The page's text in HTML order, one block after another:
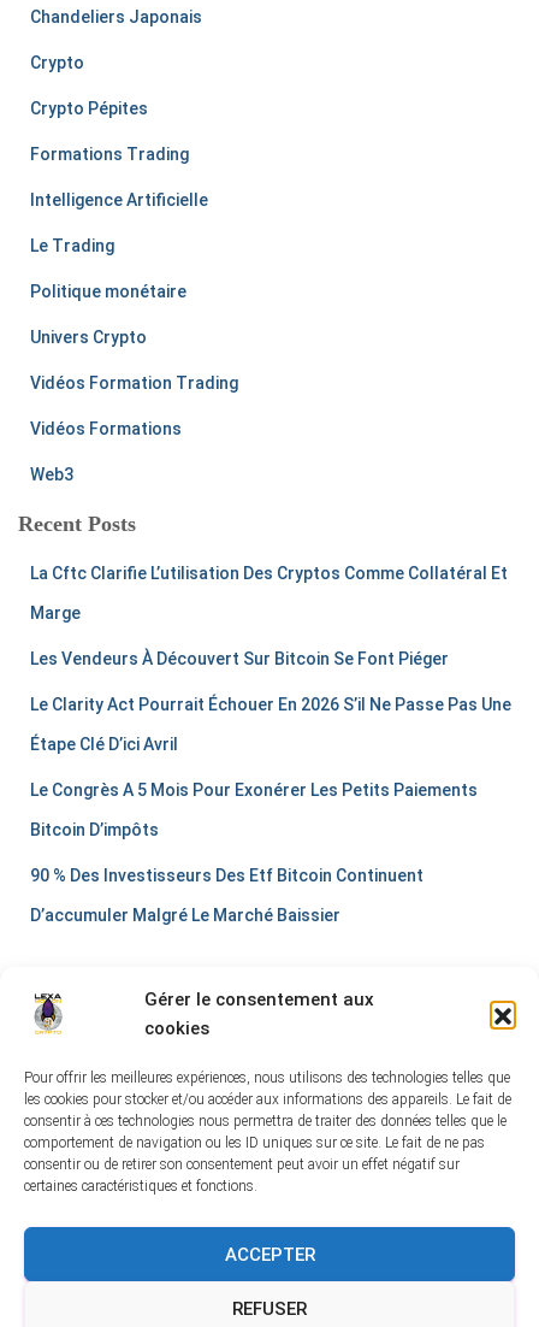
Gérer le consentement aux
cookies
Pour offrir les meilleures expériences, nous utilisons des technologies telles que
les cookies pour stocker et/ou accéder aux informations des appareils. Le fait de
consentir à ces technologies nous permettra de traiter des données telles que le
comportement de navigation ou les ID uniques sur ce site. Le fait de ne pas
consentir ou de retirer son consentement peut avoir un effet négatif sur
certaines caractéristiques et fonctions.
ACCEPTER
REFUSER
Chandeliers Japonais
Crypto
Crypto Pépites
Formations Trading
Intelligence Artificielle
Le Trading
Politique monétaire
Univers Crypto
Vidéos Formation Trading
Vidéos Formations
Web3
Recent Posts
La Cftc Clarifie L’utilisation Des Cryptos Comme Collatéral Et
Marge
Les Vendeurs À Découvert Sur Bitcoin Se Font Piéger
Le Clarity Act Pourrait Échouer En 2026 S’il Ne Passe Pas Une
Étape Clé D’ici Avril
Le Congrès A 5 Mois Pour Exonérer Les Petits Paiements
Bitcoin D’impôts
90 % Des Investisseurs Des Etf Bitcoin Continuent
D’accumuler Malgré Le Marché Baissier
CONDITIONS GÉNÉRALES DE VENTE